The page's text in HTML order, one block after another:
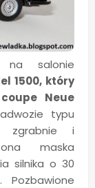
na salonie
1500, który
Neue
typu
zgrabnie i
maska
silnika o 30